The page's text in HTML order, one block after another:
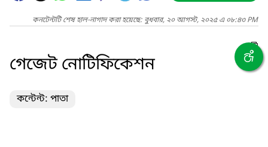
কনটেন্টটি শেষ হাল-নাগাদ করা হয়েছে: বুধবার, ২০ আগস্ট, ২০২৫ এ ০৮:৪৩ PM
গেজেট নোটিফিকেশন
কন্টেন্ট: পাতা